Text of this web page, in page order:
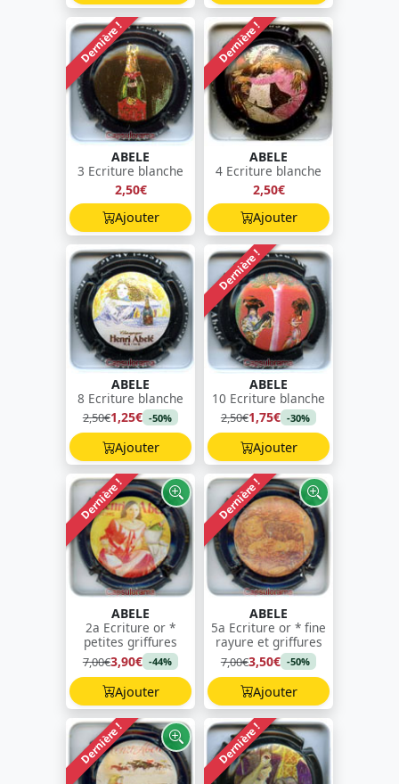
Dernière !
ABELE
3 Ecriture blanche
2,50€
Ajouter
Dernière !
ABELE
4 Ecriture blanche
2,50€
Ajouter
ABELE
8 Ecriture blanche
2,50€1,25€ -50%
Ajouter
Dernière !
ABELE
10 Ecriture blanche
2,50€1,75€ -30%
Ajouter
Dernière !
ABELE
2a Ecriture or *
petites griffures
7,00€3,90€ -44%
Ajouter
Dernière !
ABELE
5a Ecriture or * fine
rayure et griffures
7,00€3,50€ -50%
Ajouter
Dernière ! Dernière !